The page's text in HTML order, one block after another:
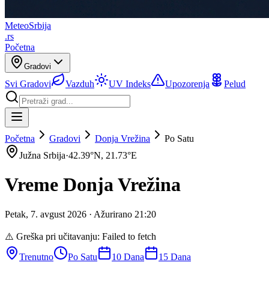
MeteoSrbija
.rs
Početna
Gradovi
Svi Gradovi Vazduh UV Indeks Upozorenja Pelud
Početna Gradovi Donja Vrežina
Po Satu
Južna Srbija·42.39°N, 21.73°E
Vreme Donja Vrežina
Petak, 7. avgust 2026 · Ažurirano 21 :20
⚠️ Greška pri učitavanju: Failed to fetch
Trenutno
Po Satu 10 Dana 15 Dana